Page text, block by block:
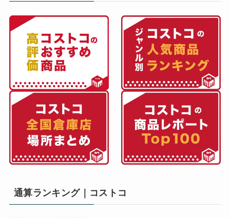
通算ランキング｜コストコ